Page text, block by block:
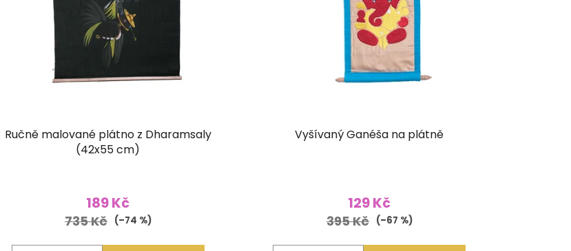
Ručně malované plátno z Dharamsaly
(42x55 cm)
189 Kč
735 Kč (–74 %)
Vyšívaný Ganéša na plátně
129 Kč
395 Kč (–67 %)